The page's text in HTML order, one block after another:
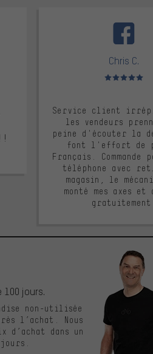
Chris C.
Note moyenne :
Service client
les vendeurs
peine d'écouter la
font l'effort de
Français. Commande
téléphone avec
magasin, le
monté mes axes et
100 jours.
non-utilisée
l’achat. Nous
d’achat dans un